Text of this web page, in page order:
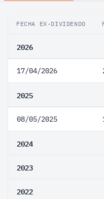
FECHA EX-DIVIDENDO
2026
17/04/2026
2025
08/05/2025
2024
2023
2022